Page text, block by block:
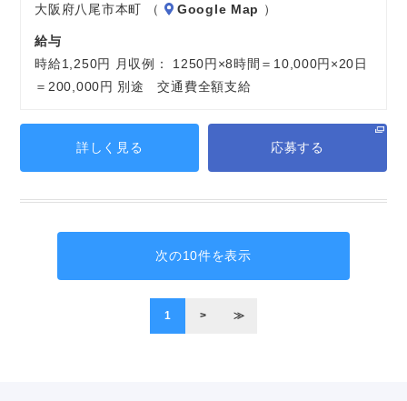
大阪府八尾市本町 （
Google Map ）
給与
時給1,250円 月収例： 1250円×8時間＝10,000円×20日
＝200,000円 別途 交通費全額支給
詳しく見る 応募する
次の10件を表示
1 > ≫